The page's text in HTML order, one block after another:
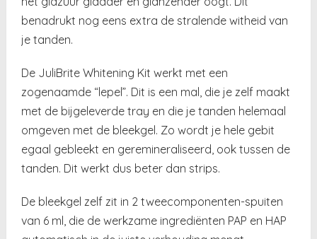
benadrukt nog eens extra de stralende witheid van
je tanden.
De JuliBrite Whitening Kit werkt met een
zogenaamde “lepel”. Dit is een mal, die je zelf maakt
met de bijgeleverde tray en die je tanden helemaal
omgeven met de bleekgel. Zo wordt je hele gebit
egaal gebleekt en geremineraliseerd, ook tussen de
tanden. Dit werkt dus beter dan strips.
De bleekgel zelf zit in 2 tweecomponenten-spuiten
van 6 ml, die de werkzame ingrediënten PAP en HAP